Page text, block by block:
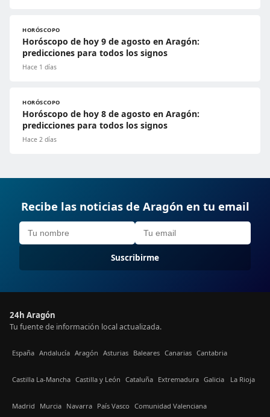
HORÓSCOPO
Horóscopo de hoy 9 de agosto en Aragón:
predicciones para todos los signos
Hace 1 días
HORÓSCOPO
Horóscopo de hoy 8 de agosto en Aragón:
predicciones para todos los signos
Hace 2 días
Recibe las noticias de Aragón en tu email
Suscribirme
24h Aragón
Tu fuente de información local actualizada.
España Andalucía Aragón Asturias Baleares Canarias Cantabria
Castilla La-Mancha Castilla y León Cataluña Extremadura Galicia La Rioja
Madrid Murcia Navarra País Vasco Comunidad Valenciana